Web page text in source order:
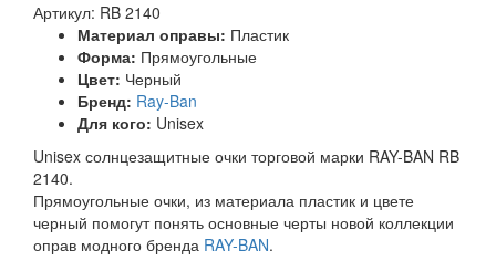
Артикул: RB 2140
Материал оправы: Пластик
Форма: Прямоугольные
Цвет: Черный
Бренд: Ray-Ban
Для кого: Unisex
Unisex солнцезащитные очки торговой марки RAY-BAN RB
2140.
Прямоугольные очки, из материала пластик и цвете
черный помогут понять основные черты новой коллекции
оправ модного бренда RAY-BAN.